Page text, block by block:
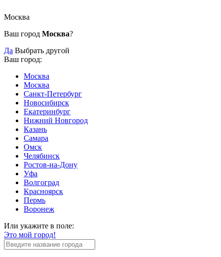
Москва
Ваш город Москва?
Да Выбрать другой
Ваш город:
Москва
Москва
Санкт-Петербург
Новосибирск
Екатеринбург
Нижний Новгород
Казань
Самара
Омск
Челябинск
Ростов-на-Дону
Уфа
Волгоград
Красноярск
Пермь
Воронеж
Или укажите в поле:
Это мой город!